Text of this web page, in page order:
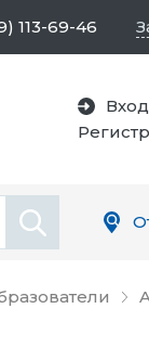
113-69-46
Вход